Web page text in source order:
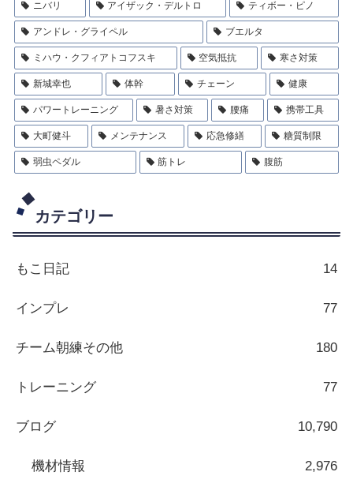
ニバリ アイザック・デルトロ ティボー・ピノ
アンドレ・グライペル ブエルタ
ミハウ・クフィアトコフスキ 空気抵抗 寒さ対策
新城幸也 体幹 チェーン 健康
パワートレーニング 暑さ対策 腰痛 携帯工具
大町健斗 メンテナンス 応急修繕 糖質制限
弱虫ペダル 筋トレ 腹筋
カテゴリー
もこ日記 14
インプレ 77
チーム朝練その他 180
トレーニング 77
ブログ 10,790
機材情報 2,976